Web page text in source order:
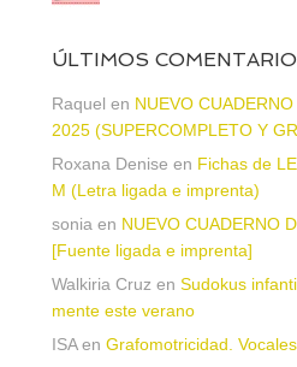
ÚLTIMOS
Raquel en NUEVO
2025 (SUPERCOMPLETO Y
Roxana Denise en Fichas de
M (Letra ligada e imprenta)
sonia en NUEVO CUADERNO
[Fuente ligada e imprenta]
Walkiria Cruz en Sudokus
mente este verano
ISAen Grafomotricidad.